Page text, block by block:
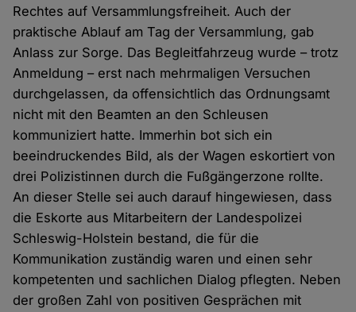
Rechtes auf Versammlungsfreiheit. Auch der
praktische Ablauf am Tag der Versammlung, gab
Anlass zur Sorge. Das Begleitfahrzeug wurde – trotz
Anmeldung – erst nach mehrmaligen Versuchen
durchgelassen, da offensichtlich das Ordnungsamt
nicht mit den Beamten an den Schleusen
kommuniziert hatte. Immerhin bot sich ein
beeindruckendes Bild, als der Wagen eskortiert von
drei Polizistinnen durch die Fußgängerzone rollte.
An dieser Stelle sei auch darauf hingewiesen, dass
die Eskorte aus Mitarbeitern der Landespolizei
Schleswig-Holstein bestand, die für die
Kommunikation zuständig waren und einen sehr
kompetenten und sachlichen Dialog pflegten. Neben
der großen Zahl von positiven Gesprächen mit